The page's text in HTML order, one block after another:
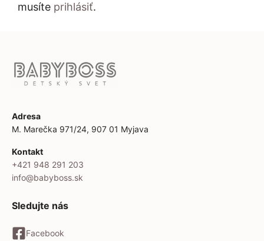
musíte prihlásiť.
Adresa
M. Marečka 971/24, 907 01 Myjava
Kontakt
+421 948 291 203
info@babyboss.sk
Sledujte nás
Facebook